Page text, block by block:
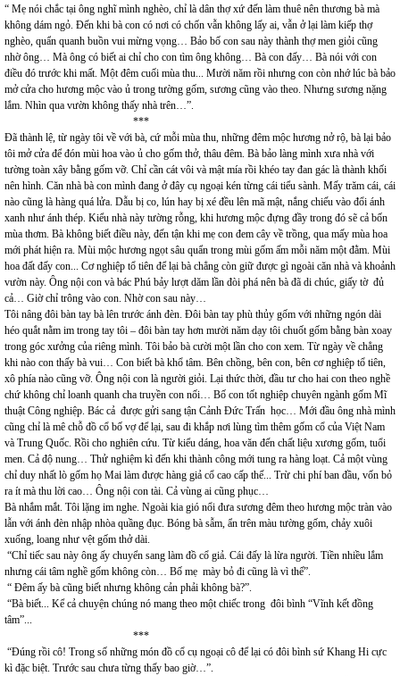
“ Mẹ nói chắc tại ông nghĩ mình nghèo, chỉ là dân thợ xứ đến làm thuê nên thương bà mà
không dám ngỏ. Đến khi bà con có nơi có chốn vẫn không lấy ai, vẫn ở lại làm kiếp thợ
nghèo, quẩn quanh buồn vui mừng vọng… Bảo bố con sau này thành thợ men giỏi cũng
nhờ ông… Mà ông có biết ai chỉ cho con tìm ông không… Bà con đấy… Bà nói với con
điều đó trước khi mất. Một đêm cuối mùa thu... Mười năm rồi nhưng con còn nhớ lúc bà bảo
mở cửa cho hương mộc vào ủ trong tường gốm, sương cũng vào theo. Nhưng sương nặng
lắm. Nhìn qua vườn không thấy nhà trên…”.
***
Đã thành lệ, từ ngày tôi về với bà, cứ mỗi mùa thu, những đêm mộc hương nở rộ, bà lại bảo
tôi mở cửa để đón mùi hoa vào ủ cho gốm thở, thâu đêm. Bà bảo làng mình xưa nhà với
tường toàn xây bằng gốm vỡ. Chỉ cần cát vôi và mật mía rồi khéo tay đan gác là thành khối
nên hình. Căn nhà bà con mình đang ở đây cụ ngoại kén từng cái tiểu sành. Mấy trăm cái, cái
nào cũng là hàng quá lửa. Dẫu bị co, lún hay bị xé đều lên mã mật, nắng chiếu vào đổi ánh
xanh như ánh thép. Kiểu nhà này tường rỗng, khi hương mộc đựng đầy trong đó sẽ cả bốn
mùa thơm. Bà không biết điều này, đến tận khi mẹ con đem cây về trồng, qua mấy mùa hoa
mới phát hiện ra. Mùi mộc hương ngọt sâu quẩn trong mùi gốm ấm mỗi năm một đằm. Mùi
hoa đất đấy con... Cơ nghiệp tổ tiên để lại bà chẳng còn giữ được gì ngoài căn nhà và khoảnh
vườn này. Ông nội con và bác Phú bảy lượt dăm lần đòi phá nên bà đã di chúc, giấy tờ đủ
cả… Giờ chỉ trông vào con. Nhờ con sau này…
Tôi nâng đôi bàn tay bà lên trước ánh đèn. Đôi bàn tay phù thủy gốm với những ngón dài
héo quắt nằm im trong tay tôi – đôi bàn tay hơn mười năm dạy tôi chuốt gốm bằng bàn xoay
trong góc xưởng của riêng mình. Tôi bảo bà cười một lần cho con xem. Từ ngày về chẳng
khi nào con thấy bà vui… Con biết bà khổ tâm. Bên chồng, bên con, bên cơ nghiệp tổ tiên,
xô phía nào cũng vỡ. Ông nội con là người giỏi. Lại thức thời, đầu tư cho hai con theo nghề
chứ không chỉ loanh quanh cha truyền con nối… Bố con tốt nghiệp chuyên ngành gốm Mĩ
thuật Công nghiệp. Bác cả được gửi sang tận Cảnh Đức Trấn học… Mới đầu ông nhà mình
cũng chỉ là mê chỗ đồ cổ bố vợ để lại, sau đi khắp nơi lùng tìm thêm gốm cổ của Việt Nam
và Trung Quốc. Rồi cho nghiên cứu. Từ kiểu dáng, hoa văn đến chất liệu xương gốm, tuổi
men. Cả độ nung… Thử nghiệm kì đến khi thành công mới tung ra hàng loạt. Cả một vùng
chỉ duy nhất lò gốm họ Mai làm được hàng giả cổ cao cấp thế... Trừ chi phí ban đầu, vốn bỏ
ra ít mà thu lời cao… Ông nội con tài. Cả vùng ai cũng phục…
Bà nhắm mắt. Tôi lặng im nghe. Ngoài kia gió nổi đưa sương đêm theo hương mộc tràn vào
lẫn với ánh đèn nhập nhòa quầng đục. Bóng bà sẫm, ẩn trên màu tường gốm, chảy xuôi
xuống, loang như vệt gốm thở dài.
“Chỉ tiếc sau này ông ấy chuyển sang làm đồ cổ giả. Cái đấy là lừa người. Tiền nhiều lắm
nhưng cái tâm nghề gốm không còn… Bố mẹ mày bỏ đi cũng là vì thế”.
“ Đêm ấy bà cũng biết nhưng không cản phải không bà?”.
“Bà biết... Kể cả chuyện chúng nó mang theo một chiếc trong đôi bình “Vĩnh kết đồng
tâm”...
***
“Đúng rồi cô! Trong số những món đồ cổ cụ ngoại cô để lại có đôi bình sứ Khang Hi cực
kì đặc biệt. Trước sau chưa từng thấy bao giờ…”.